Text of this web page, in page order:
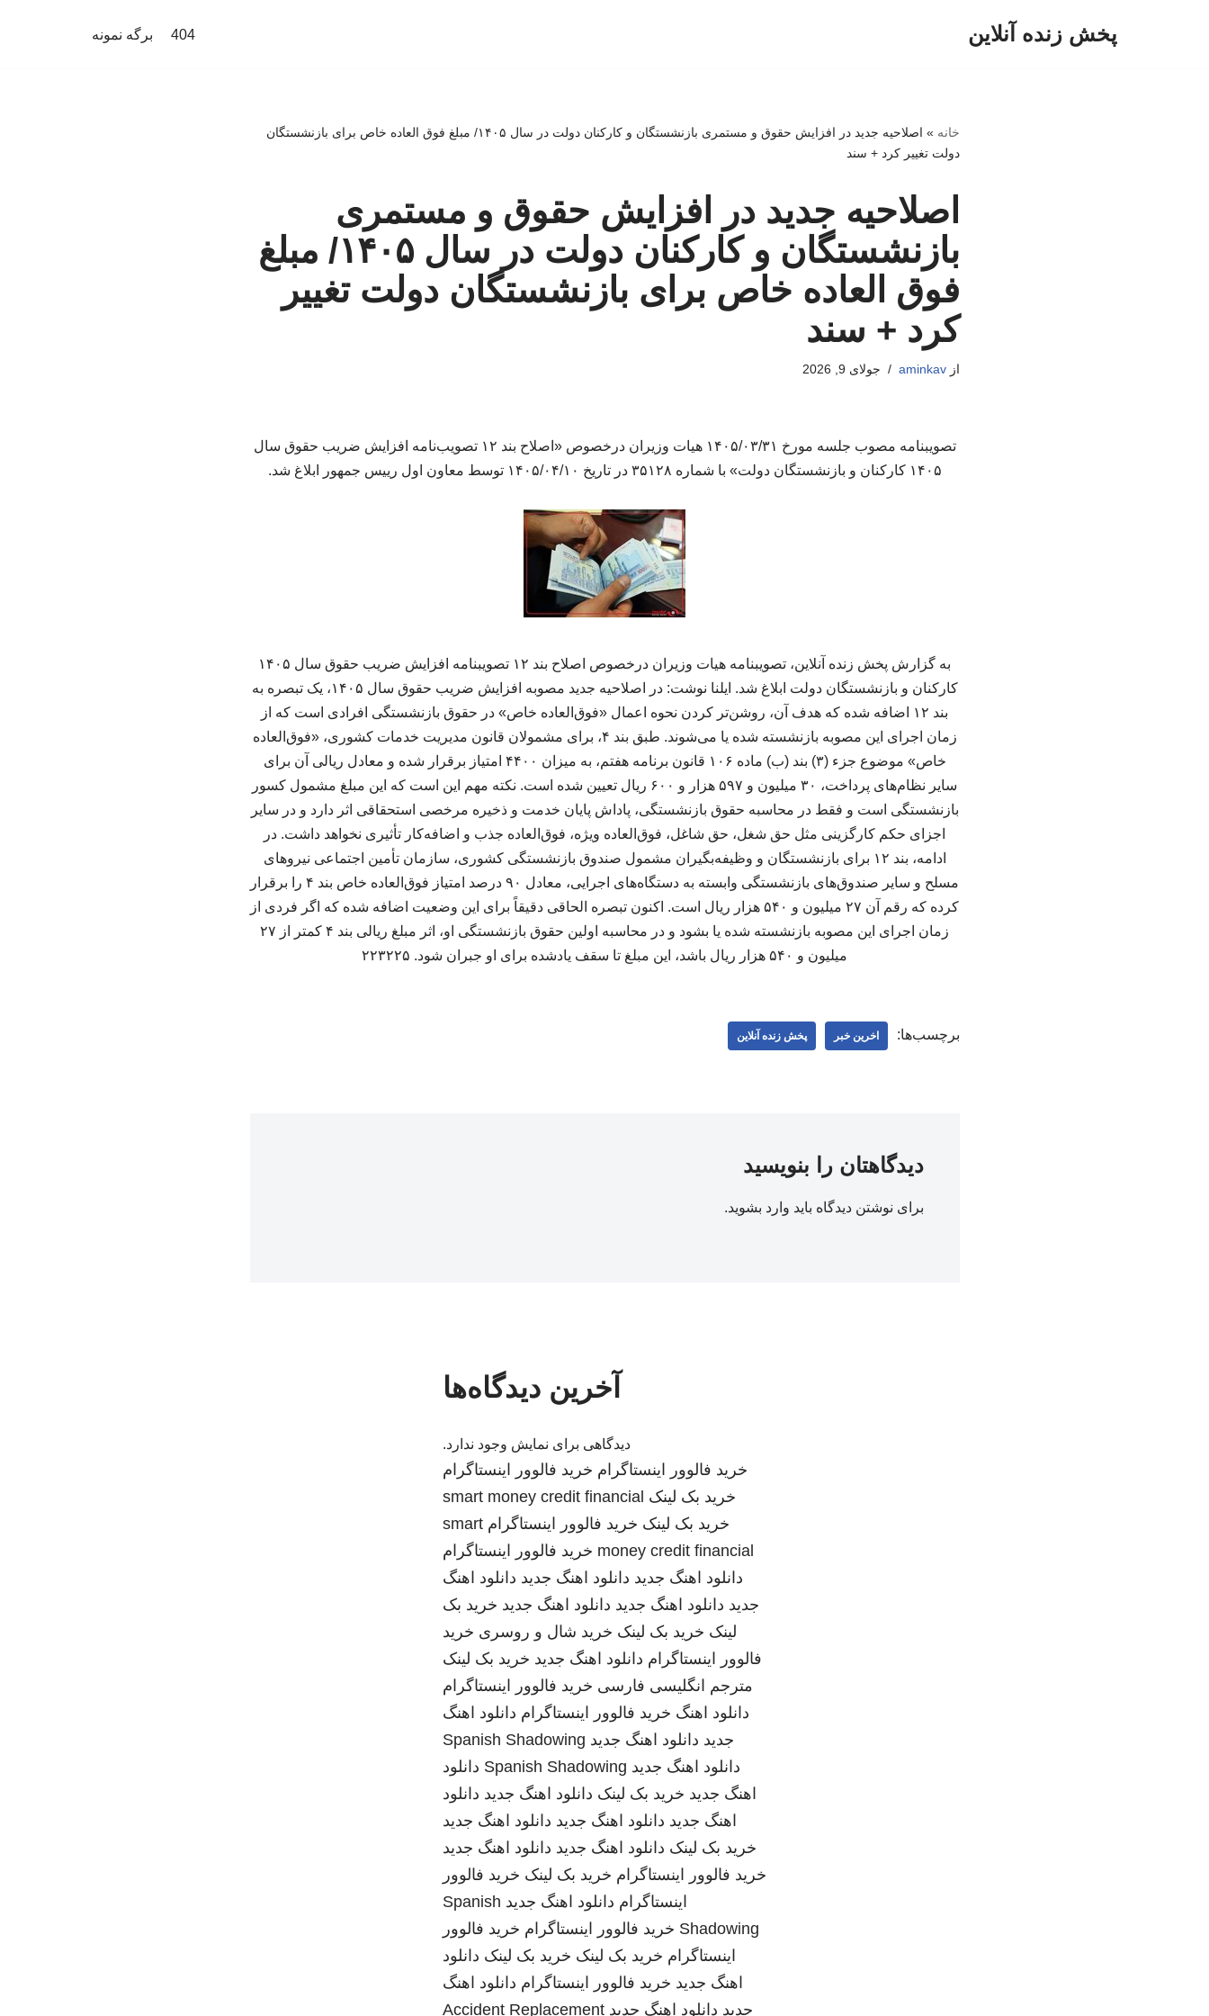
پخش زنده آنلاین 404 برگه نمونه
خانه »
اصلاحیه جدید در افزایش حقوق و مستمری بازنشستگان و کارکنان دولت در سال ۱۴۰۵/ مبلغ فوق العاده خاص برای بازنشستگان
دولت تغییر کرد + سند
اصلاحیه جدید در افزایش حقوق و مستمری
بازنشستگان و کارکنان دولت در سال ۱۴۰۵/ مبلغ
فوق العاده خاص برای بازنشستگان دولت تغییر
کرد + سند
ازaminkav جولای 9, 2026
تصویبنامه مصوب جلسه مورخ ۱۴۰۵/۰۳/۳۱ هیات وزیران درخصوص «اصلاح بند ۱۲ تصویب‌نامه افزایش ضریب حقوق سال
۱۴۰۵ کارکنان و بازنشستگان دولت» با شماره ۳۵۱۲۸ در تاریخ ۱۴۰۵/۰۴/۱۰ توسط معاون اول رییس جمهور ابلاغ شد.
به گزارش پخش زنده آنلاین، تصویبنامه هیات وزیران درخصوص اصلاح بند ۱۲ تصویبنامه افزایش ضریب حقوق سال ۱۴۰۵
کارکنان و بازنشستگان دولت ابلاغ شد. ایلنا نوشت: در اصلاحیه جدید مصوبه افزایش ضریب حقوق سال ۱۴۰۵، یک تبصره به
بند ۱۲ اضافه شده که هدف آن، روشن‌تر کردن نحوه اعمال «فوق‌العاده خاص» در حقوق بازنشستگی افرادی است که از
زمان اجرای این مصوبه بازنشسته شده یا می‌شوند. طبق بند ۴، برای مشمولان قانون مدیریت خدمات کشوری، «فوق‌العاده
خاص» موضوع جزء (۳) بند (ب) ماده ۱۰۶ قانون برنامه هفتم، به میزان ۴۴۰۰ امتیاز برقرار شده و معادل ریالی آن برای
سایر نظام‌های پرداخت، ۳۰ میلیون و ۵۹۷ هزار و ۶۰۰ ریال تعیین شده است. نکته مهم این است که این مبلغ مشمول کسور
بازنشستگی است و فقط در محاسبه حقوق بازنشستگی، پاداش پایان خدمت و ذخیره مرخصی استحقاقی اثر دارد و در سایر
اجزای حکم کارگزینی مثل حق شغل، حق شاغل، فوق‌العاده ویژه، فوق‌العاده جذب و اضافه‌کار تأثیری نخواهد داشت. در
ادامه، بند ۱۲ برای بازنشستگان و وظیفه‌بگیران مشمول صندوق بازنشستگی کشوری، سازمان تأمین اجتماعی نیروهای
مسلح و سایر صندوق‌های بازنشستگی وابسته به دستگاه‌های اجرایی، معادل ۹۰ درصد امتیاز فوق‌العاده خاص بند ۴ را برقرار
کرده که رقم آن ۲۷ میلیون و ۵۴۰ هزار ریال است. اکنون تبصره الحاقی دقیقاً برای این وضعیت اضافه شده که اگر فردی از
زمان اجرای این مصوبه بازنشسته شده یا بشود و در محاسبه اولین حقوق بازنشستگی او، اثر مبلغ ریالی بند ۴ کمتر از ۲۷
میلیون و ۵۴۰ هزار ریال باشد، این مبلغ تا سقف یادشده برای او جبران شود. ۲۲۳۲۲۵
برچسب‌ها: اخرین خبر پخش زنده آنلاین
دیدگاهتان را بنویسید
برای نوشتن دیدگاه باید وارد بشوید.
آخرین دیدگاه‌ها
دیدگاهی برای نمایش وجود ندارد.
خرید فالوور اینستاگرام خرید فالوور اینستاگرام
خرید بک لینک smart money credit financial
خرید بک لینک خرید فالوور اینستاگرام smart
money credit financial خرید فالوور اینستاگرام
دانلود اهنگ جدید دانلود اهنگ جدید دانلود اهنگ
جدید دانلود اهنگ جدید دانلود اهنگ جدید خرید بک
لینک خرید بک لینک خرید شال و روسری خرید
فالوور اینستاگرام دانلود اهنگ جدید خرید بک لینک
مترجم انگلیسی فارسی خرید فالوور اینستاگرام
دانلود اهنگ خرید فالوور اینستاگرام دانلود اهنگ
جدید دانلود اهنگ جدید Spanish Shadowing
دانلود اهنگ جدید Spanish Shadowing دانلود
اهنگ جدید خرید بک لینک دانلود اهنگ جدید دانلود
اهنگ جدید دانلود اهنگ جدید دانلود اهنگ جدید
خرید بک لینک دانلود اهنگ جدید دانلود اهنگ جدید
خرید فالوور اینستاگرام خرید بک لینک خرید فالوور
اینستاگرام دانلود اهنگ جدید Spanish
Shadowing خرید فالوور اینستاگرام خرید فالوور
اینستاگرام خرید بک لینک خرید بک لینک دانلود
اهنگ جدید خرید فالوور اینستاگرام دانلود اهنگ
جدید دانلود اهنگ جدید Accident Replacement